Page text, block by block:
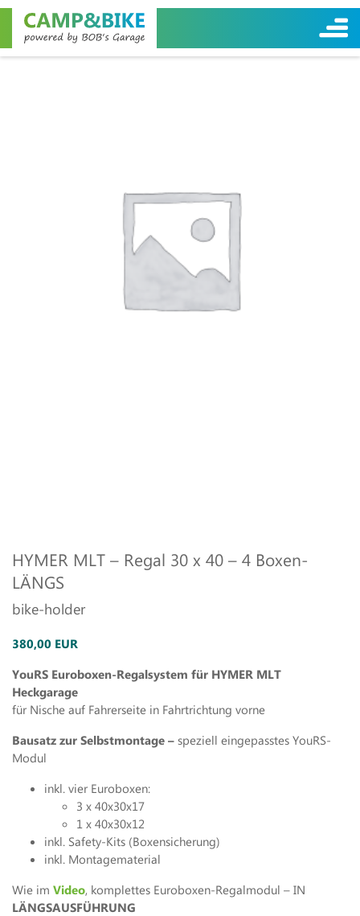
HYMER MLT – Regal 30 x 40 – 4 Boxen-
LÄNGS
bike-holder
380,00 EUR
YouRS Euroboxen-Regalsystem für HYMER MLT
Heckgarage
für Nische auf Fahrerseite in Fahrtrichtung vorne
Bausatz zur Selbstmontage – speziell eingepasstes YouRS-
Modul
inkl. vier Euroboxen:
3 x 40x30x17
1 x 40x30x12
inkl. Safety-Kits (Boxensicherung)
inkl. Montagematerial
Wie im Video, komplettes Euroboxen-Regalmodul – IN
LÄNGSAUSFÜHRUNG